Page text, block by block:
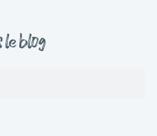
blog